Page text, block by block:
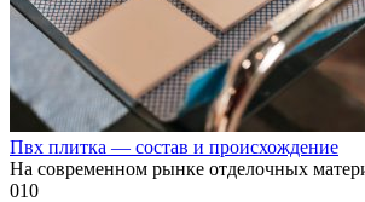
Пвх плитка — состав и происхождение
На современном рынке отделочных
010